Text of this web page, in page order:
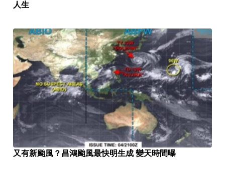
人生
又有新颱風？昌鴻颱風最快明生成 變天時間曝